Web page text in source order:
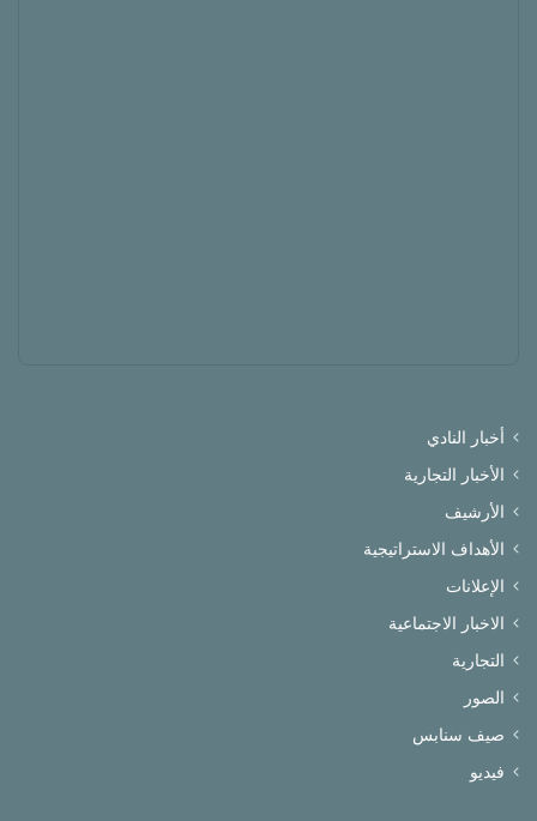
أخبار النادي
الأخبار التجارية
الأرشيف
الأهداف الاستراتيجية
الإعلانات
الاخبار الاجتماعية
التجارية
الصور
صيف سنابس
فيديو